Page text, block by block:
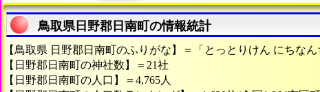
鳥取県日野郡日南町の情報統計
【鳥取県 日野郡日南町のふりがな】＝「とっとりけん にちなん
【日野郡日南町の神社数】＝21社
【日野郡日南町の人口】＝4,765人